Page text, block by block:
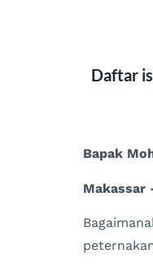
Daftar
Bapak
Makassar